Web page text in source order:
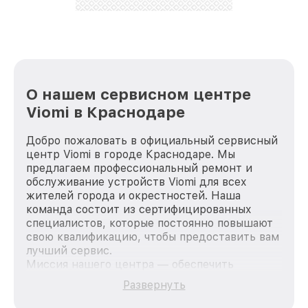
О нашем сервисном центре
Viomi в Краснодаре
Добро пожаловать в официальный сервисный
центр Viomi в городе Краснодаре. Мы
предлагаем профессиональный ремонт и
обслуживание устройств Viomi для всех
жителей города и окрестностей. Наша
команда состоит из сертифицированных
специалистов, которые постоянно повышают
свою квалификацию, чтобы предоставить вам
лучший сервис.
Миссия нашего центра — обеспечить
качественный и доступный ремонт для
каждого пользователя продукции Viomi, вне
Развернуть